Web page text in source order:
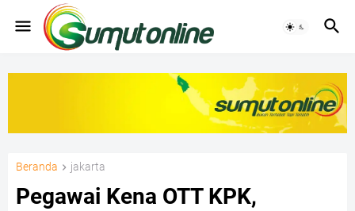
Beranda jakarta
Pegawai Kena OTT KPK,